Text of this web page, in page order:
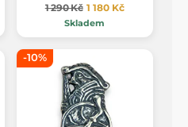
1 290 Kč 1 180 Kč
Skladem
-10%